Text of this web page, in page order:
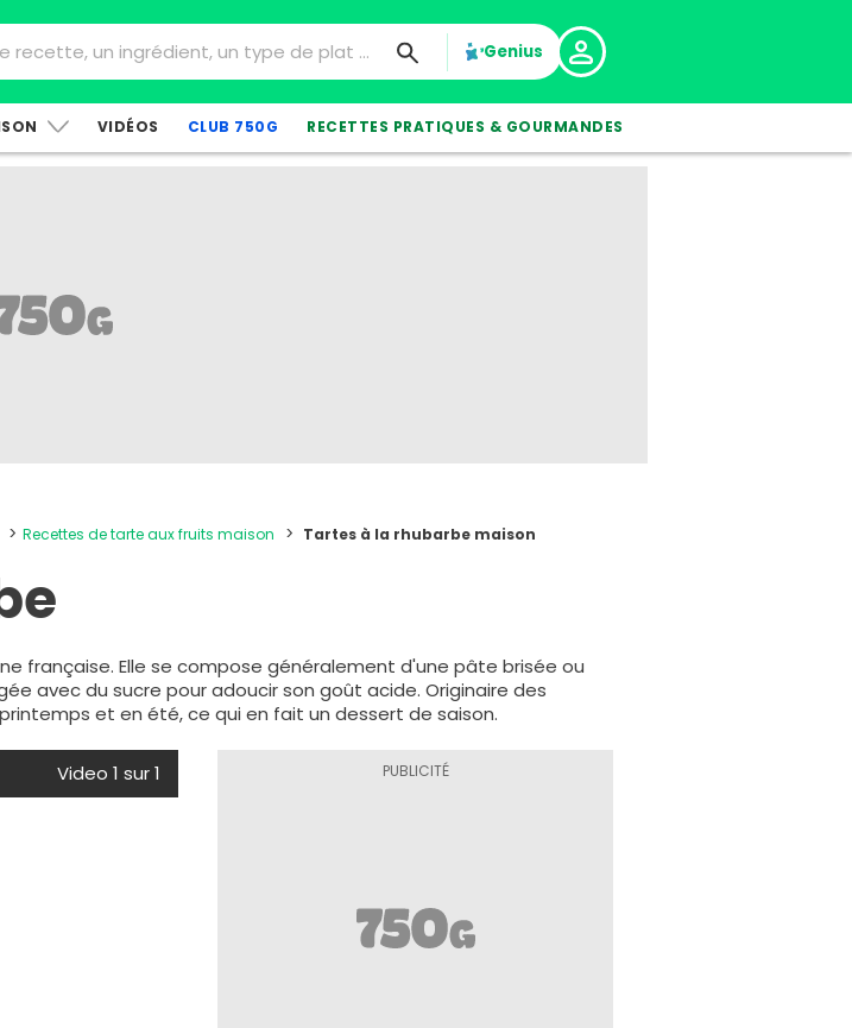
Genius
VIDÉOS CLUB 750G RECETTES PRATIQUES & GOURMANDES
Recettes de tarte aux fruits maison Tartes à la rhubarbe maison
française. Elle se compose généralement d'une pâte brisée ou
avec du sucre pour adoucir son goût acide. Originaire des
et en été, ce qui en fait un dessert de saison.
Video 1 sur 1